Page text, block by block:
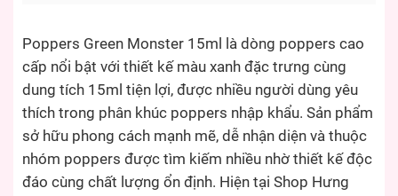
Poppers Green Monster 15ml là dòng poppers cao
cấp nổi bật với thiết kế màu xanh đặc trưng cùng
dung tích 15ml tiện lợi, được nhiều người dùng yêu
thích trong phân khúc poppers nhập khẩu. Sản phẩm
sở hữu phong cách mạnh mẽ, dễ nhận diện và thuộc
nhóm poppers được tìm kiếm nhiều nhờ thiết kế độc
đáo cùng chất lượng ổn định. Hiện tại Shop Hưng